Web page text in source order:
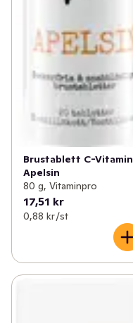
Brustablett C-Vitamin
Apelsin
80 g, Vitaminpro
17,51 kr
0,88 kr /st